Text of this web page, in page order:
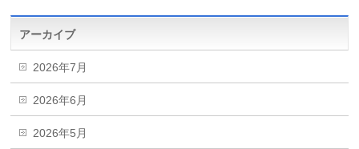
アーカイブ
2026年7月
2026年6月
2026年5月